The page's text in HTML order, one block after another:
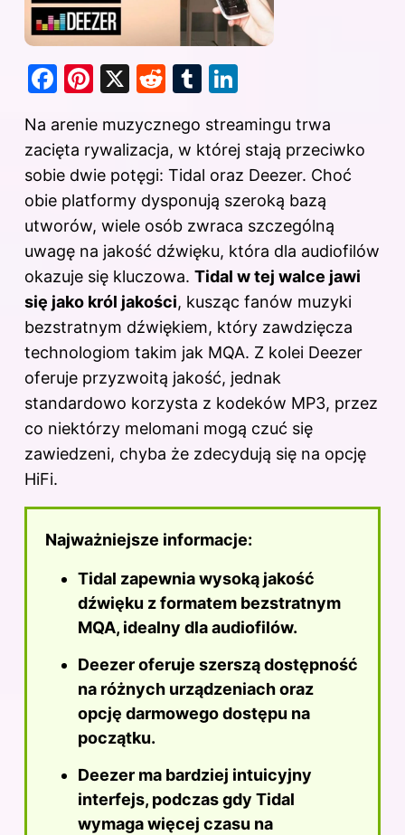
F
c
e
b
o
o
k
Pi
er
e
st
X
R
d
di
t
T
m
bl
r
k
e
dI
n
Na arenie muzycznego streamingu trwa
zacięta rywalizacja, w której stają przeciwko
sobie dwie potęgi: Tidal oraz Deezer. Choć
obie platformy dysponują szeroką bazą
utworów, wiele osób zwraca szczególną
uwagę na jakość dźwięku, która dla audiofilów
okazuje się kluczowa. Tidal w tej walce jawi
się jako król jakości, kusząc fanów muzyki
bezstratnym dźwiękiem, który zawdzięcza
technologiom takim jak MQA. Z kolei Deezer
oferuje przyzwoitą jakość, jednak
standardowo korzysta z kodeków MP3, przez
co niektórzy melomani mogą czuć się
zawiedzeni, chyba że zdecydują się na opcję
HiFi.
Najważniejsze informacje:
Tidal zapewnia wysoką jakość
dźwięku z formatem bezstratnym
MQA, idealny dla audiofilów.
Deezer oferuje szerszą dostępność
na różnych urządzeniach oraz
opcję darmowego dostępu na
początku.
Deezer ma bardziej intuicyjny
interfejs, podczas gdy Tidal
wymaga więcej czasu na